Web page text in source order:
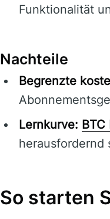
Funktionalität
Nachteile
Begrenzte
Lernkurve: BTC
herausfordernd
So starten